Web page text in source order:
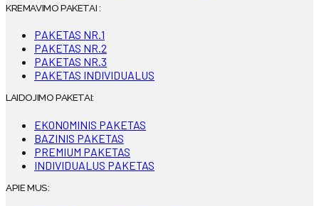
KREMAVIMO PAKETAI :
PAKETAS NR.1
PAKETAS NR.2
PAKETAS NR.3
PAKETAS INDIVIDUALUS
LAIDOJIMO PAKETAI:
EKONOMINIS PAKETAS
BAZINIS PAKETAS
PREMIUM PAKETAS
INDIVIDUALUS PAKETAS
APIE MUS: